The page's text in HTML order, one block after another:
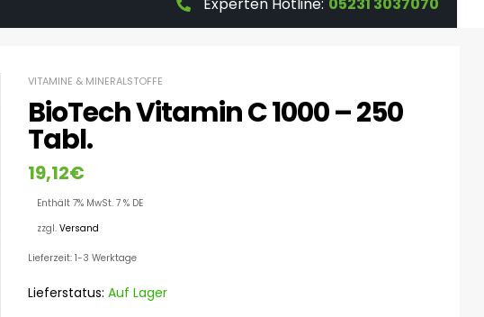
VITAMINE & MINERALSTOFFE
BioTech Vitamin C 1000 – 250
Tabl.
19,12€
Enthält 7% MwSt. 7 % DE
zzgl. Versand
Lieferzeit: 1-3 Werktage
Lieferstatus: Auf Lager